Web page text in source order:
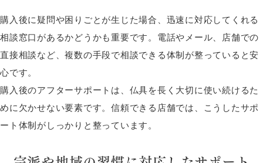
購入後に疑問や困りごとが生じた場合、迅速に対応してくれる
相談窓口があるかどうかも重要です。電話やメール、店舗での
直接相談など、複数の手段で相談できる体制が整っていると安
心です。
購入後のアフターサポートは、仏具を長く大切に使い続けるた
めに欠かせない要素です。信頼できる店舗では、こうしたサポ
ート体制がしっかりと整っています。